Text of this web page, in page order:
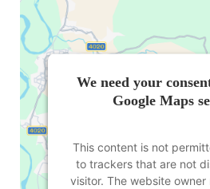
We need your
Google Maps
This content is not
to trackers that are not
visitor. The website